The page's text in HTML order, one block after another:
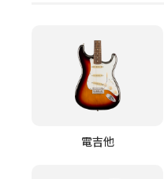
電吉他